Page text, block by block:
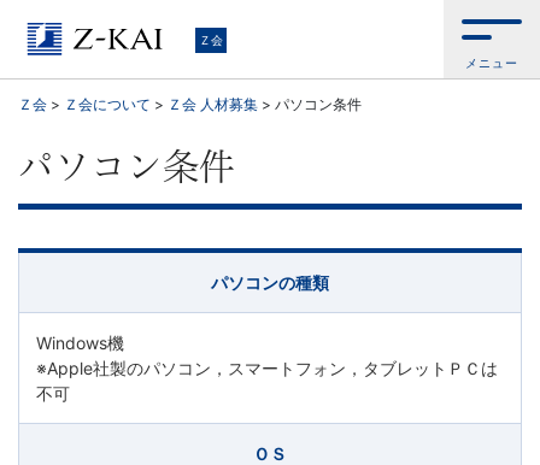
Ｚ
会
【公
式
サ
イ
ト】
自
Ｚ会
メニュー
Ｚ会 > Ｚ会について > Ｚ会 人材募集 > パソコン条件
パソコン条件
パソコンの種類
Windows機
※Apple社製のパソコン，スマートフォン，タブレットＰＣは
不可
ＯＳ